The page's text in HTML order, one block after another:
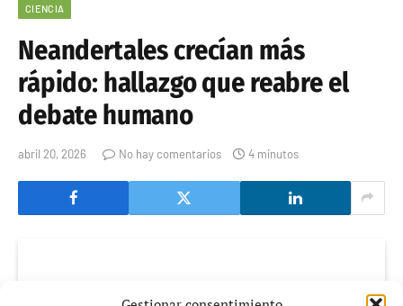
CIENCIA
Neandertales crecían más
rápido: hallazgo que reabre el
debate humano
abril 20, 2026 No hay comentarios 4 minutos